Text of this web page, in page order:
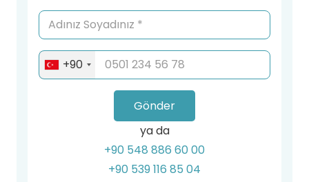
+90
Gönder
ya da
+90 548 886 60 00
+90 539 116 85 04